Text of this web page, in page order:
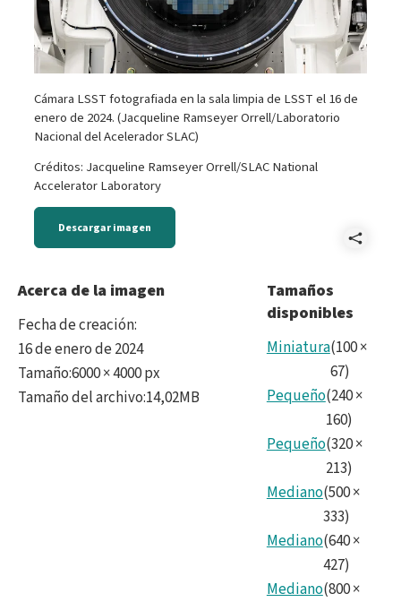
Cámara LSST fotografiada en la sala limpia de LSST el 16 de
enero de 2024. (Jacqueline Ramseyer Orrell/Laboratorio
Nacional del Acelerador SLAC)
Créditos: Jacqueline Ramseyer Orrell/SLAC National
Accelerator Laboratory
Descargar imagen
and
Acerca de la imagen
Fecha de creación:
16 de enero de 2024
Tamaño:6000 × 4000 px
Tamaño del archivo:14,02MB
Tamaños
disponibles
Miniatura(100×
67)
Pequeño(240×
160)
Pequeño(320×
213)
Mediano(500×
333)
Mediano(640×
427)
Mediano(800×